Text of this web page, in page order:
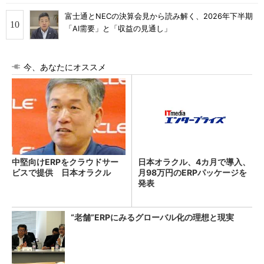
富士通とNECの決算会見から読み解く、2026年下半期
「AI需要」と「収益の見通し」
今、あなたにオススメ
中堅向けERPをクラウドサー
ビスで提供 日本オラクル
日本オラクル、4カ月で導入、
月98万円のERPパッケージを
発表
“老舗”ERPにみるグローバル化の理想と現実